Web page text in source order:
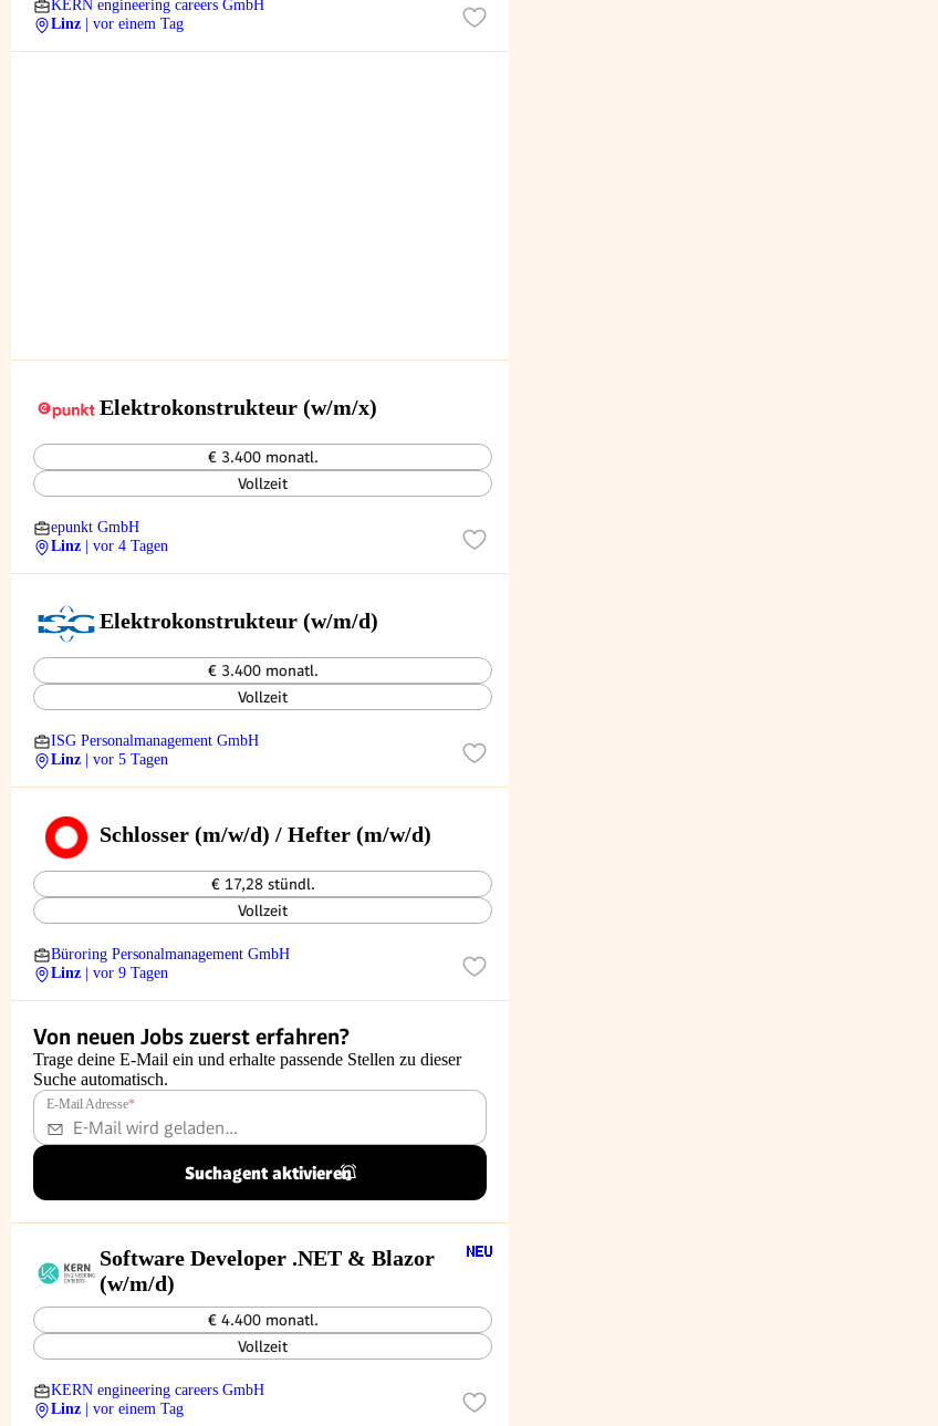
KERN engineering careers GmbH
Linz
| vor einem Tag
Elektrokonstrukteur (w/m/x)
€ 3.400 monatl.
Vollzeit
epunkt GmbH
Linz
| vor 4 Tagen
Elektrokonstrukteur (w/m/d)
€ 3.400 monatl.
Vollzeit
ISG Personalmanagement GmbH
Linz
| vor 5 Tagen
Schlosser (m/w/d) / Hefter (m/w/d)
€ 17,28 stündl.
Vollzeit
Büroring Personalmanagement GmbH
Linz
| vor 9 Tagen
Von neuen Jobs zuerst erfahren?
Trage deine E-Mail ein und erhalte passende Stellen zu dieser
Suche automatisch.
E-Mail Adresse*
Suchagent aktivieren
Software Developer .NET & Blazor
(w/m/d)
€ 4.400 monatl.
Vollzeit
KERN engineering careers GmbH
Linz
| vor einem Tag